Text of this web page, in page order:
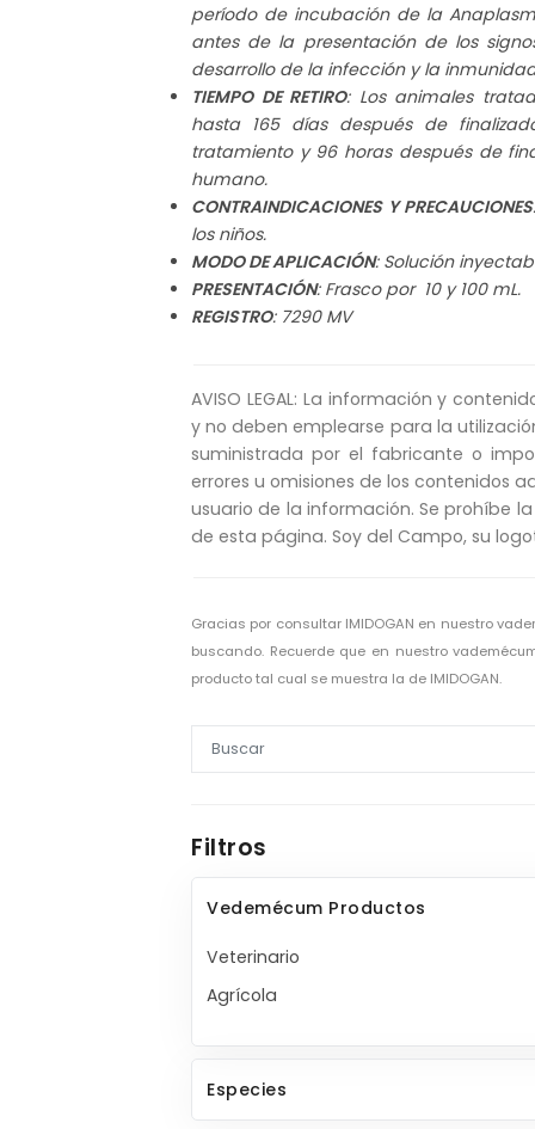
Filtros
Vedemécum Productos
Veterinario
Agrícola
Especies
período de incubación de la
antes de la presentación de los
desarrollo de la infección y la
TIEMPO DE RETIRO: Los animales
hasta 165 días después de
tratamiento y 96 horas después de
humano.
CONTRAINDICACIONES Y PRECAUCIONES
los niños.
MODO DE APLICACIÓN: Solución
PRESENTACIÓN: Frasco por 10 y 100 mL.
REGISTRO: 7290 MV
AVISO LEGAL: La información y
y no deben emplearse para la
suministrada por el fabricante o
errores u omisiones de los contenidos
usuario de la información. Se prohíbe
de esta página. Soy del Campo, su
Gracias por consultar IMIDOGAN en nuestro
buscando. Recuerde que en nuestro
producto tal cual se muestra la de IMIDOGAN.